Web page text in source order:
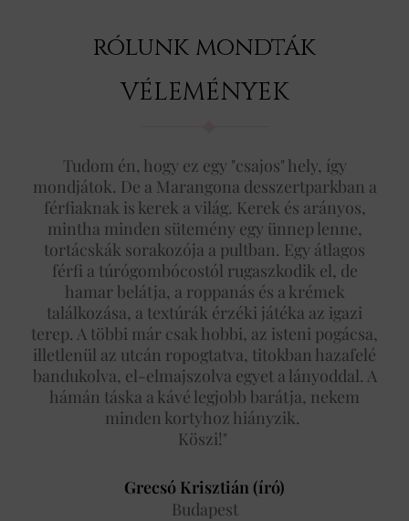
rólunk mondták
VÉLEMÉNYEK
Tudom én, hogy ez egy "csajos" hely, így
mondjátok. De a Marangona desszertparkban a
férfiaknak is kerek a világ. Kerek és arányos,
mintha minden sütemény egy ünnep lenne,
tortácskák sorakozója a pultban. Egy átlagos
férfi a túrógombócostól rugaszkodik el, de
hamar belátja, a roppanás és a krémek
találkozása, a textúrák érzéki játéka az igazi
terep. A többi már csak hobbi, az isteni pogácsa,
illetlenül az utcán ropogtatva, titokban hazafelé
bandukolva, el-elmajszolva egyet a lányoddal. A
hámán táska a kávé legjobb barátja, nekem
minden kortyhoz hiányzik.
Köszi!"
Grecsó Krisztián (író)
Budapest